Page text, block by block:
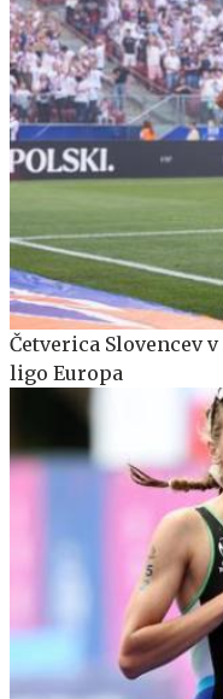
Četverica Slovencev
ligo Europa